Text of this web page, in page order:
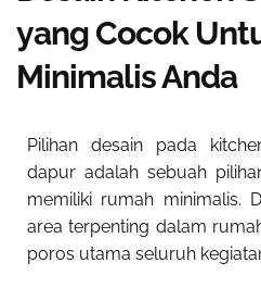
yang Cocok
Minimalis Anda
Pilihan desain pada
dapur adalah sebuah
memiliki rumah minimalis.
area terpenting dalam
poros utama seluruh